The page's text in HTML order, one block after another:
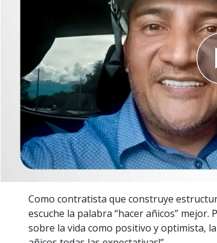
Amor y Odio: ¿Qué es Grandeza?
Como contratista que construye
escuche la palabra “hacer añicos”
sobre la vida como positivo y optimista,